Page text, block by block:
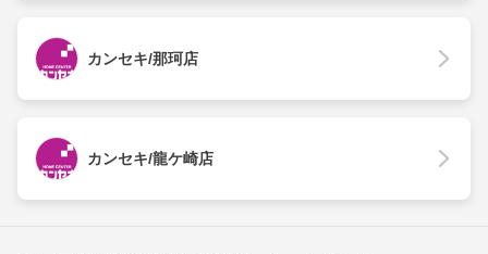
カンセキ/那珂店
カンセキ/龍ケ崎店